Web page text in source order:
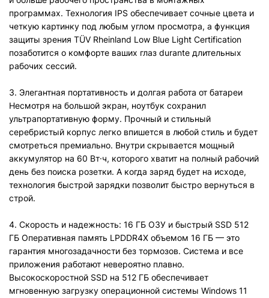
программах. Технология IPS обеспечивает сочные цвета и
четкую картинку под любым углом просмотра, а функция
защиты зрения TÜV Rheinland Low Blue Light Certification
позаботится о комфорте ваших глаз durante длительных
рабочих сессий.
3. Элегантная портативность и долгая работа от батареи
Несмотря на большой экран, ноутбук сохранил
ультрапортативную форму. Прочный и стильный
серебристый корпус легко впишется в любой стиль и будет
смотреться премиально. Внутри скрывается мощный
аккумулятор на 60 Вт·ч, которого хватит на полный рабочий
день без поиска розетки. А когда заряд будет на исходе,
технология быстрой зарядки позволит быстро вернуться в
строй.
4. Скорость и надежность: 16 ГБ ОЗУ и быстрый SSD 512
ГБ Оперативная память LPDDR4X объемом 16 ГБ — это
гарантия многозадачности без тормозов. Система и все
приложения работают невероятно плавно.
Высокоскоростной SSD на 512 ГБ обеспечивает
мгновенную загрузку операционной системы Windows 11